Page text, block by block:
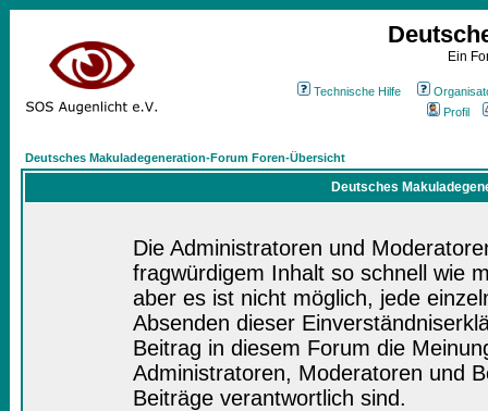
Ein
Technische Hilfe
Profil
Deutsches Makuladegeneration-Forum Foren-Übersicht
Deutsches
Die Administratoren und
fragwürdigem Inhalt so schnell wie
aber es ist nicht möglich, jede
Absenden dieser
Beitrag in diesem Forum die
Administratoren, Moderatoren und
Beiträge verantwortlich sind.